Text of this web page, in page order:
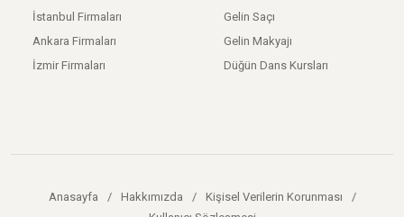
İstanbul Firmaları
Ankara Firmaları
İzmir Firmaları
Gelin Saçı
Gelin Makyajı
Düğün Dans Kursları
Anasayfa / Hakkımızda / Kişisel Verilerin Korunması
/